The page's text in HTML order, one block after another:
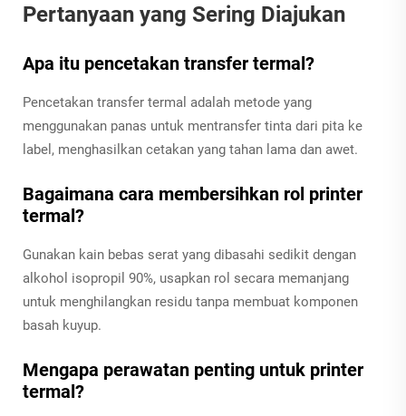
Pertanyaan yang Sering Diajukan
Apa itu pencetakan transfer termal?
Pencetakan transfer termal adalah metode yang
menggunakan panas untuk mentransfer tinta dari pita ke
label, menghasilkan cetakan yang tahan lama dan awet.
Bagaimana cara membersihkan rol printer
termal?
Gunakan kain bebas serat yang dibasahi sedikit dengan
alkohol isopropil 90%, usapkan rol secara memanjang
untuk menghilangkan residu tanpa membuat komponen
basah kuyup.
Mengapa perawatan penting untuk printer
termal?